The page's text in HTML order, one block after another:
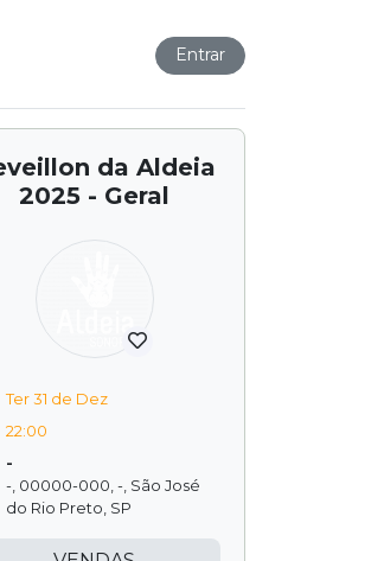
Entrar
da Aldeia
2025 - Geral
Ter 31 de Dez
22:00
-
-, 00000-000, -, São José
do Rio Preto, SP